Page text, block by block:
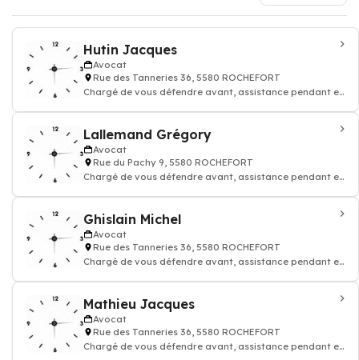
Hutin Jacques
Avocat
Rue des Tanneries 36, 5580 ROCHEFORT
Chargé de vous défendre avant, assistance pendant et
Lallemand Grégory
Avocat
Rue du Pachy 9, 5580 ROCHEFORT
Chargé de vous défendre avant, assistance pendant et
Ghislain Michel
Avocat
Rue des Tanneries 36, 5580 ROCHEFORT
Chargé de vous défendre avant, assistance pendant et
Mathieu Jacques
Avocat
Rue des Tanneries 36, 5580 ROCHEFORT
Chargé de vous défendre avant, assistance pendant et